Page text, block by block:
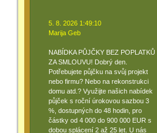
5. 8. 2026 1:49:10
Marija Geb
NABÍDKA PŮJČKY BEZ POPLATKŮ
ZA SMLOUVU! Dobrý den.
Potřebujete půjčku na svůj projekt
nebo firmu? Nebo na rekonstrukci
domu atd.? Využijte našich nabídek
půjček s roční úrokovou sazbou 3
%, dostupných do 48 hodin, pro
částky od 4 000 do 900 000 EUR s
dobou splácení 2 až 25 let. U nás